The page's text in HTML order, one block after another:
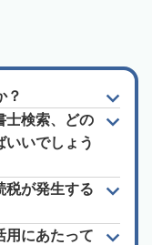
？
士検索、どの
いいでしょう
税が発生する
用にあたって